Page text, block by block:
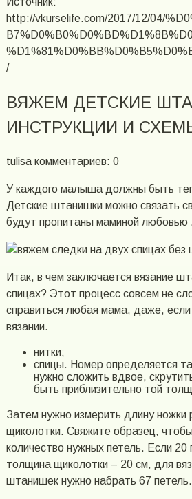
http://vkurselife.com/2017/12/04/
/
ВЯЖЕМ ДЕТСКИЕ
ИНСТРУКЦИИ И
tulisa комментариев: 0
У каждого малыша должны быть
Детские штанишки можно связать
будут пропитаны маминой любовью
Итак, в чем заключается вязание
спицах? Этот процесс совсем не
справиться любая мама, даже,
вязании.
нитки;
спицы. Номер определяется
нужно сложить вдвое,
быть приблизительно той
Затем нужно измерить длину
щиколотки. Свяжите образец,
количество нужных петель. Если 20
толщина щиколотки – 20 см, для
штанишек нужно набрать 67 петель.